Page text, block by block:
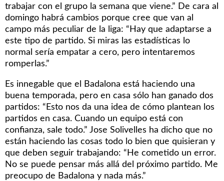
trabajar con el grupo la semana que viene.” De cara al
domingo habrá cambios porque cree que van al
campo más peculiar de la liga: “Hay que adaptarse a
este tipo de partido. Si miras las estadísticas lo
normal sería empatar a cero, pero intentaremos
romperlas.”
Es innegable que el Badalona está haciendo una
buena temporada, pero en casa sólo han ganado dos
partidos: “Esto nos da una idea de cómo plantean los
partidos en casa. Cuando un equipo está con
confianza, sale todo.” Jose Solivelles ha dicho que no
están haciendo las cosas todo lo bien que quisieran y
que deben seguir trabajando: “He cometido un error.
No se puede pensar más allá del próximo partido. Me
preocupo de Badalona y nada más.”